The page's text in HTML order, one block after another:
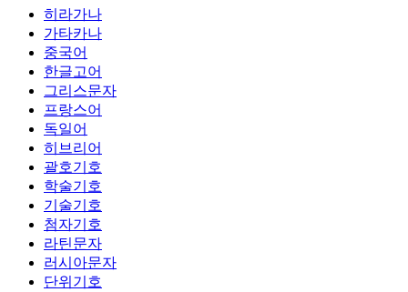
히라가나
가타카나
중국어
한글고어
그리스문자
프랑스어
독일어
히브리어
괄호기호
학술기호
기술기호
첨자기호
라틴문자
러시아문자
단위기호